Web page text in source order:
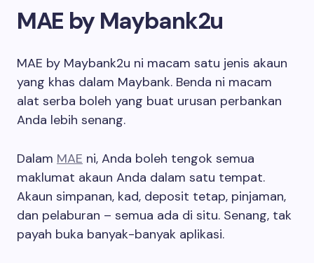
MAE by Maybank2u
MAE by Maybank2u ni macam satu jenis akaun
yang khas dalam Maybank. Benda ni macam
alat serba boleh yang buat urusan perbankan
Anda lebih senang.
Dalam MAE ni, Anda boleh tengok semua
maklumat akaun Anda dalam satu tempat.
Akaun simpanan, kad, deposit tetap, pinjaman,
dan pelaburan – semua ada di situ. Senang, tak
payah buka banyak-banyak aplikasi.